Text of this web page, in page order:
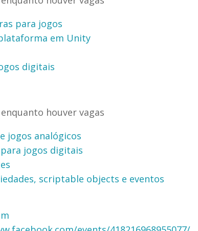
para jogos
em Unity
digitais
houver vagas
jogos analógicos
jogos digitais
scriptable objects e eventos